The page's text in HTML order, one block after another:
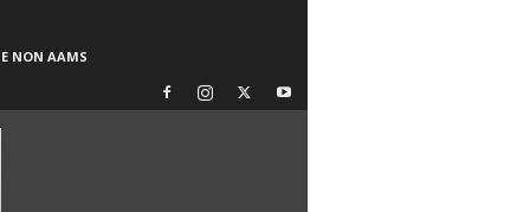
NON AAMS